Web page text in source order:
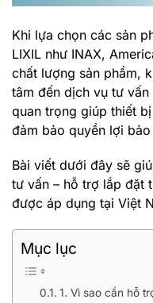
Khi lựa chọn các sản
LIXIL như INAX,
chất lượng sản phẩm,
tâm đến dịch vụ tư
quan trọng giúp thiết
đảm bảo quyền lợi bảo
Bài viết dưới đây sẽ
tư vấn – hỗ trợ lắp đặt
được áp dụng tại Việt
Mục lục
1. Vì sao cần hỗ